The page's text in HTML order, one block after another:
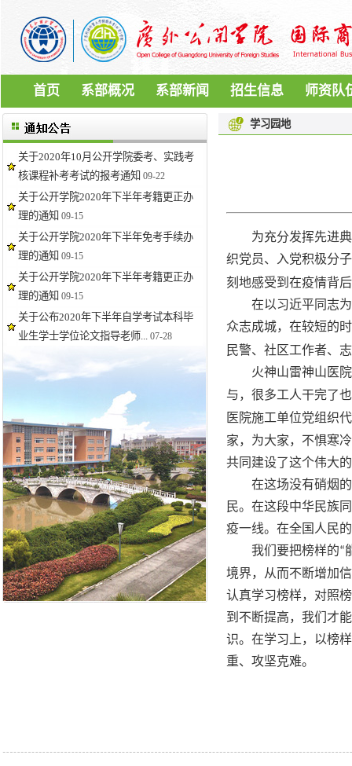
首页 系部概况 系部新闻 招生信息 师资队
关于2020年10月公开学院委考、实践考
核课程补考考试的报考通知 09-22
关于公开学院2020年下半年考籍更正办
理的通知 09-15
关于公开学院2020年下半年免考手续办
理的通知 09-15
关于公开学院2020年下半年考籍更正办
理的通知 09-15
关于公布2020年下半年自学考试本科毕
业生学士学位论文指导老师... 07-28
学习园地
为充分发挥先进典
织党员、入党积极分
刻地感受到在疫情背
在以习近平同志为
众志成城，在较短的
民警、社区工作者、
火神山雷神山 医
与，很多工人干完了
医院施工单位党组织
家，为大家，不惧寒
共同建设了这个伟大
在这场没有硝烟的
民。在这段中华民族
疫一线。在全国人民
我们要把榜样的“
境界，从而不断增加
认真学习榜样，对照
到不断提高，我们才
识。在学习上，以榜
重、攻坚克难。